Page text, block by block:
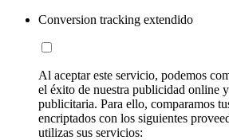
Conversion tracking extendido
Al aceptar este servicio, podemos
el éxito de nuestra publicidad online
publicitaria. Para ello, comparamos
encriptados con los siguientes
utilizas sus servicios: